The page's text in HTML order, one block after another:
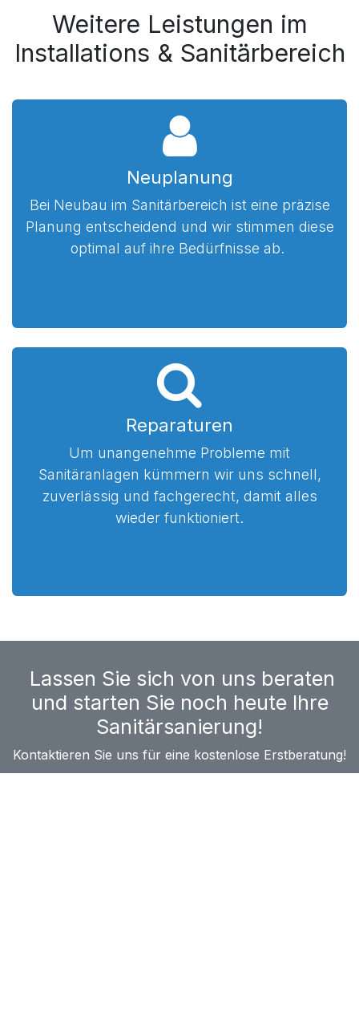
Weitere Leistungen im
Installations & Sanitärbereich
Neuplanung
Bei Neubau im Sanitärbereich ist eine präzise
Planung entscheidend und wir stimmen diese
optimal auf ihre Bedürfnisse ab.
Reparaturen
Um unangenehme Probleme mit
Sanitäranlagen kümmern wir uns schnell,
zuverlässig und fachgerecht, damit alles
wieder funktioniert.
Lassen Sie sich von uns beraten
und starten Sie noch heute Ihre
Sanitärsanierung!
Kontaktieren Sie uns für eine kostenlose Erstberatung!